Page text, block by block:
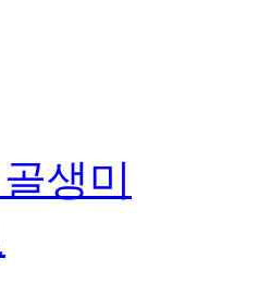
골생미